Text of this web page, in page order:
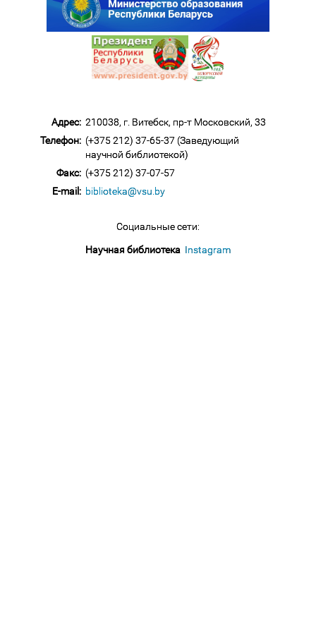
Адрес: 210038, г. Витебск, пр-т Московский, 33
Телефон: (+375 212) 37-65-37 (Заведующий
научной библиотекой)
Факс: (+375 212) 37-07-57
E-mail: biblioteka@vsu.by
Социальные сети:
Научная библиотека Instagram